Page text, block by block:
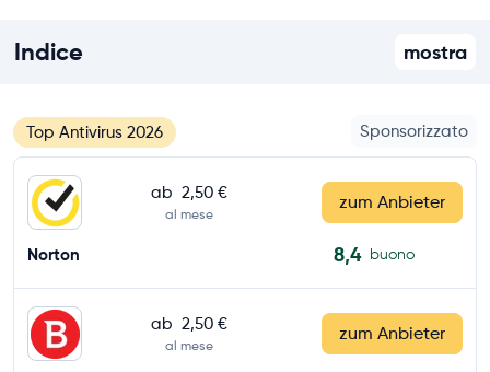
Indice mostra
Top Antivirus 2026 Sponsorizzato
ab 2,50 €
al mese
zum Anbieter
Norton 8,4 buono
ab 2,50 €
al mese
zum Anbieter